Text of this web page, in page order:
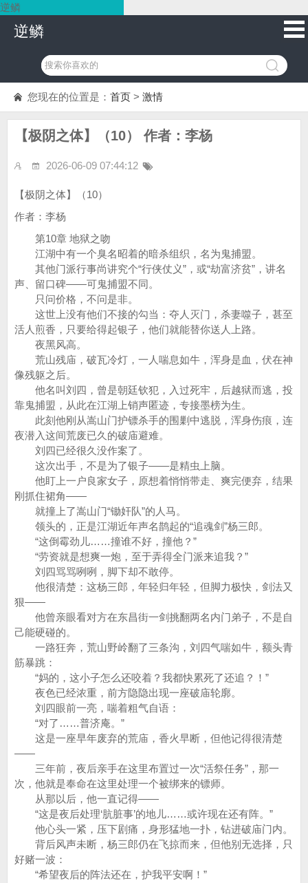
逆鳞
逆鳞
您现在的位置是： 首页 > 激情
【极阴之体】（10） 作者：李杨
2026-06-09 07:44:12
【极阴之体】（10）
作者：李杨
第10章 地狱之吻
江湖中有一个臭名昭着的暗杀组织，名为鬼捕盟。
其他门派行事尚讲究个“行侠仗义”，或“劫富济贫”，讲名
声、留口碑——可鬼捕盟不同。
只问价格，不问是非。
这世上没有他们不接的勾当：夺人灭门，杀妻噬子，甚至
活人煎香，只要给得起银子，他们就能替你送人上路。
夜黑风高。
荒山残庙，破瓦冷灯，一人喘息如牛，浑身是血，伏在神
像残躯之后。
他名叫刘四，曾是朝廷钦犯，入过死牢，后越狱而逃，投
靠鬼捕盟，从此在江湖上销声匿迹，专接墨榜为生。
此刻他刚从嵩山门护镖杀手的围剿中逃脱，浑身伤痕，连
夜潜入这间荒废已久的破庙避难。
刘四已经很久没作案了。
这次出手，不是为了银子——是精虫上脑。
他盯上一户良家女子，原想着悄悄带走、爽完便弃，结果
刚抓住裙角——
就撞上了嵩山门“锄奸队”的人马。
领头的，正是江湖近年声名鹊起的“追魂剑”杨三郎。
“这倒霉劲儿……撞谁不好，撞他？”
“劳资就是想爽一炮，至于弄得全门派来追我？”
刘四骂骂咧咧，脚下却不敢停。
他很清楚：这杨三郎，年轻归年轻，但脚力极快，剑法又
狠——
他曾亲眼看对方在东昌街一剑挑翻两名内门弟子，不是自
己能硬碰的。
一路狂奔，荒山野岭翻了三条沟，刘四气喘如牛，额头青
筋暴跳：
“妈的，这小子怎么还咬着？我都快累死了还追？！”
夜色已经浓重，前方隐隐出现一座破庙轮廓。
刘四眼前一亮，喘着粗气自语：
“对了……普济庵。”
这是一座早年废弃的荒庙，香火早断，但他记得很清楚
——
三年前，夜后亲手在这里布置过一次“活祭任务”，那一
次，他就是奉命在这里处理一个被绑来的镖师。
从那以后，他一直记得——
“这是夜后处理‘肮脏事’的地儿……或许现在还有阵。”
他心头一紧，压下剧痛，身形猛地一扑，钻进破庙门内。
背后风声未断，杨三郎仍在飞掠而来，但他别无选择，只
好赌一波：
“希望夜后的阵法还在，护我平安啊！”